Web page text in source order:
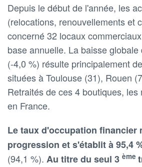
Depuis le début de l'année, les
(relocations, renouvellements et
concerné 32 locaux
base annuelle. La baisse
(-4,0 %) résulte principalement
situées à Toulouse (31), Rouen
Retraités de ces 4 boutiques,
en France.
Le taux d'occupation financier
progression et s'établit à 95,4
(94,1 %). Au titre du seul 3 ème